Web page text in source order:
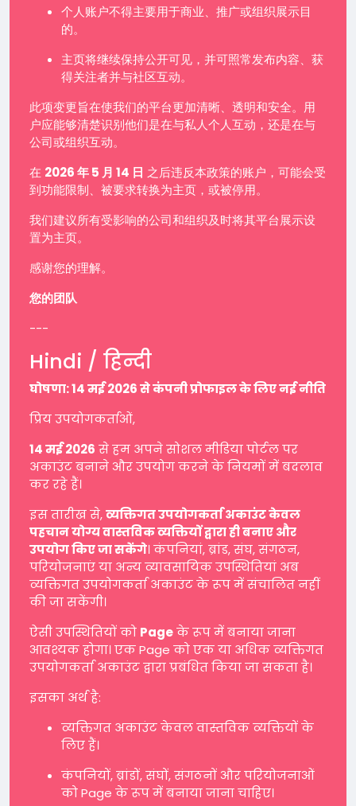
个人账户不得主要用于商业、推广或组织展示目
的。
主页将继续保持公开可见，并可照常发布内容、获
得关注者并与社区互动。
此项变更旨在使我们的平台更加清晰、透明和安全。用
户应能够清楚识别他们是在与私人个人互动，还是在与
公司或组织互动。
在 2026 年 5 月 14 日 之后违反本政策的账户，可能会受
到功能限制、被要求转换为主页，或被停用。
我们建议所有受影响的公司和组织及时将其平台展示设
置为主页。
感谢您的理解。
您的团队
---
Hindi / हिन्दी
घोषणा: 14 मई 2026 से कंपनी प्रोफाइल के लिए नई नीति
प्रिय उपयोगकर्ताओं,
14 मई 2026 से हम अपने सोशल मीडिया पोर्टल पर
अकाउंट बनाने और उपयोग करने के नियमों में बदलाव
कर रहे हैं।
इस तारीख से,व्यक्तिगत उपयोगकर्ता अकाउंट केवल
पहचान योग्य वास्तविक व्यक्तियों द्वारा ही बनाए और
उपयोग किए जा सकेंगे। कंपनियां, ब्रांड, संघ, संगठन,
परियोजनाएं या अन्य व्यावसायिक उपस्थितियां अब
व्यक्तिगत उपयोगकर्ता अकाउंट के रूप में संचालित नहीं
की जा सकेंगी।
ऐसी उपस्थितियों को Pageके रूप में बनाया जाना
आवश्यक होगा। एक Page को एक या अधिक व्यक्तिगत
उपयोगकर्ता अकाउंट द्वारा प्रबंधित किया जा सकता है।
इसका अर्थ है:
व्यक्तिगत अकाउंट केवल वास्तविक व्यक्तियों के
लिए हैं।
कंपनियों, ब्रांडों, संघों, संगठनों और परियोजनाओं
को Page के रूप में बनाया जाना चाहिए।